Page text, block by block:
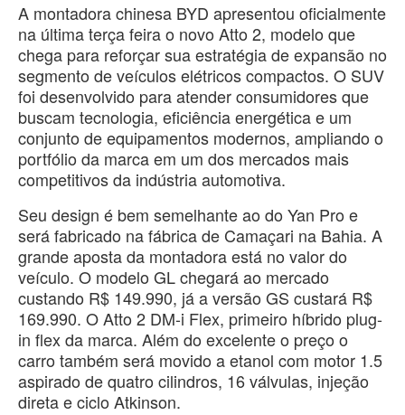
A montadora chinesa BYD apresentou oficialmente
na última terça feira o novo Atto 2, modelo que
chega para reforçar sua estratégia de expansão no
segmento de veículos elétricos compactos. O SUV
foi desenvolvido para atender consumidores que
buscam tecnologia, eficiência energética e um
conjunto de equipamentos modernos, ampliando o
portfólio da marca em um dos mercados mais
competitivos da indústria automotiva.
Seu design é bem semelhante ao do Yan Pro e
será fabricado na fábrica de Camaçari na Bahia. A
grande aposta da montadora está no valor do
veículo. O modelo GL chegará ao mercado
custando R$ 149.990, já a versão GS custará R$
169.990. O Atto 2 DM-i Flex, primeiro híbrido plug-
in flex da marca. Além do excelente o preço o
carro também será movido a etanol com motor 1.5
aspirado de quatro cilindros, 16 válvulas, injeção
direta e ciclo Atkinson.